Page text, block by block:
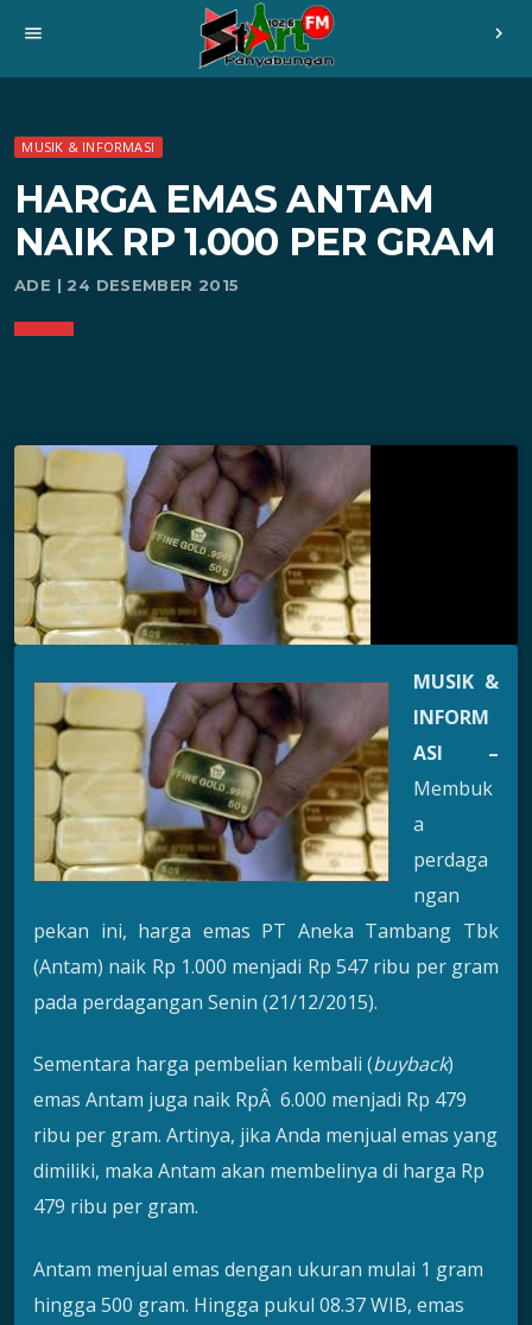
menu chevron_right
MUSIK & INFORMASI
HARGA EMAS ANTAM
NAIK RP 1.000 PER GRAM
ADE | 24 DESEMBER 2015
MUSIK &
INFORM
ASI –
Membuk
a
perdaga
ngan
pekan ini, harga emas PT Aneka Tambang Tbk
(Antam) naik Rp 1.000 menjadi Rp 547 ribu per gram
pada perdagangan Senin (21/12/2015).
Sementara harga pembelian kembali (buyback)
emas Antam juga naik RpÂ 6.000 menjadi Rp 479
ribu per gram. Artinya, jika Anda menjual emas yang
dimiliki, maka Antam akan membelinya di harga Rp
479 ribu per gram.
Antam menjual emas dengan ukuran mulai 1 gram
hingga 500 gram. Hingga pukul 08.37 WIB, emas